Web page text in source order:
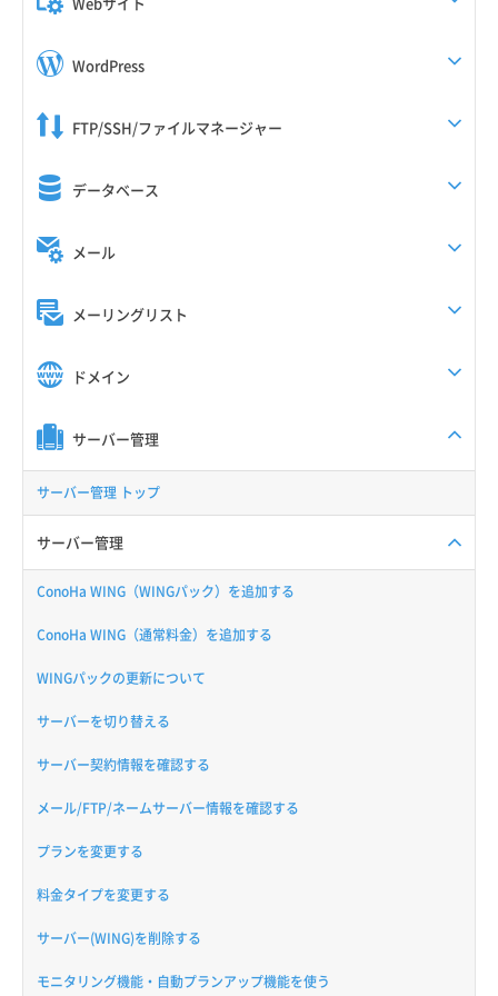
WordPress
FTP/SSH/ファイルマネージャー
データベース
メール
メーリングリスト
ドメイン
サーバー管理
サーバー管理 トップ
サーバー管理
ConoHa WING（WINGパック）を追加する
ConoHa WING（通常料金）を追加する
WINGパックの更新について
サーバーを切り替える
サーバー契約情報を確認する
メール/FTP/ネームサーバー情報を確認する
プランを変更する
料金タイプを変更する
サーバー(WING)を削除する
モニタリング機能・自動プランアップ機能を使う